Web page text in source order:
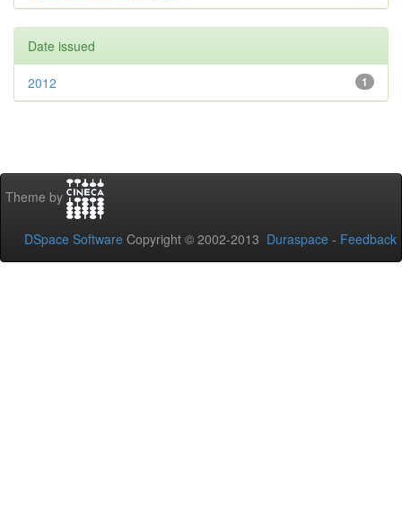
Date issued
1
2012
Theme by
DSpace Software Copyright © 2002-2013 Duraspace - Feedback